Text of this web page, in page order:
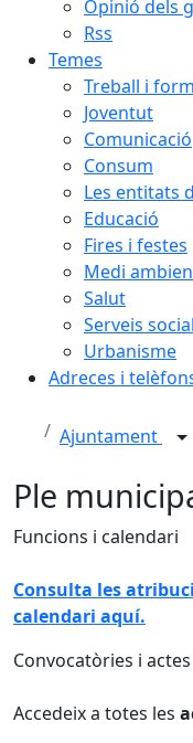
Opinió dels
Rss
Temes
Treball i
Joventut
Comunicació
Consum
Les entitats
Educació
Fires i festes
Medi
Salut
Serveis
Urbanisme
Adreces i
Ajuntament
Ple
Funcions i calendari
Consulta les
calendari aquí.
Convocatòries i actes
Accedeix a totes les